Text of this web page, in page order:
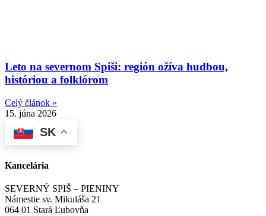
Leto na severnom Spiši: región ožíva hudbou,
históriou a folklórom
Celý článok »
15. júna 2026
SK
Kancelária
SEVERNÝ SPIŠ – PIENINY
Námestie sv. Mikuláša 21
064 01 Stará Ľubovňa